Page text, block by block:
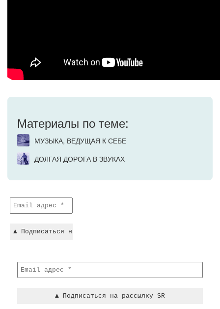
Материалы по теме:
МУЗЫКА, ВЕДУЩАЯ К СЕБЕ
ДОЛГАЯ ДОРОГА В ЗВУКАХ